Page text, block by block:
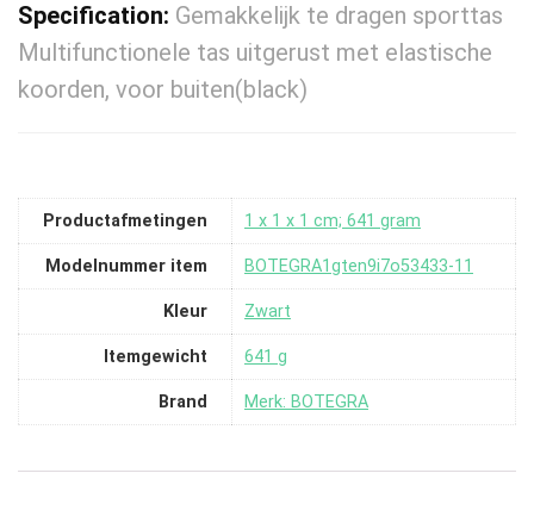
Specification: Gemakkelijk te dragen sporttas
Multifunctionele tas uitgerust met elastische
koorden, voor buiten(black)
Productafmetingen ‎1 x 1 x 1 cm; 641 gram
Modelnummer item ‎BOTEGRA1gten9i7o53433-11
Kleur ‎Zwart
Itemgewicht ‎641 g
Brand Merk: BOTEGRA